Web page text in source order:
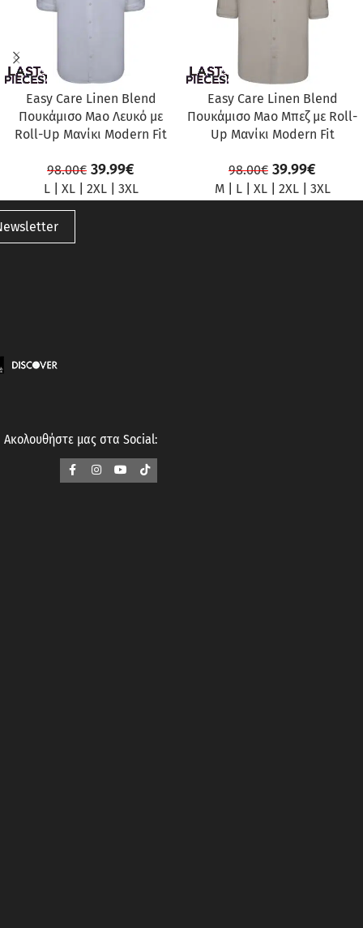
Easy Care Linen Blend
Πουκάμισο Mao Λευκό με
Roll-Up Μανίκι Modern Fit
98.00€ 39.99€
L| XL| 2XL| 3XL
Easy Care Linen Blend
Πουκάμισο Mao Μπεζ με Roll-
Up Μανίκι Modern Fit
98.00€ 39.99€
M| L| XL| 2XL| 3XL
Ακολουθήστε μας στα Social: